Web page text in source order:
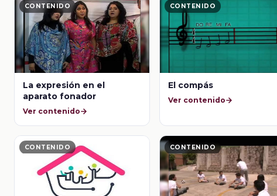
CONTENIDO
La expresión en el
aparato fonador
Ver contenido
CONTENIDO
El compás
Ver contenido
CONTENIDO CONTENIDO